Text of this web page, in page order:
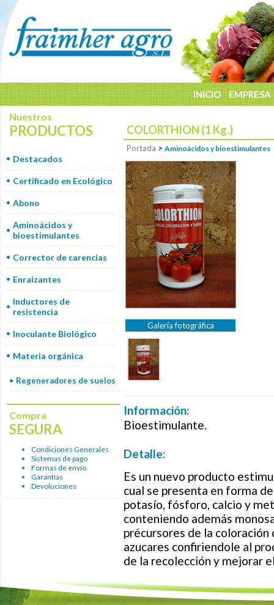
INICIO EMPRESA
Nuestros
PRODUCTOS
Destacados
Certificado en Ecológico
Abono
Aminoácidos y
bioestimulantes
Corrector de carencias
Enraizantes
Inductores de
resistencia
Inoculante Biológico
Materia orgánica
Regeneradores de suelos
Compra
SEGURA
Condiciones Generales
Sistemas de pago
Formas de envío
Garantías
Devoluciones
COLORTHION (1 Kg.)
Portada > Aminoácidos y bioestimulantes
Galería fotográfica
Información:
Bioestimulante.
Detalle:
Es un nuevo producto
cual se presenta en forma
potasío, fósforo, calcio y
conteniendo además
précursores de la
azucares confiriendole al
de la recolección y mejorar